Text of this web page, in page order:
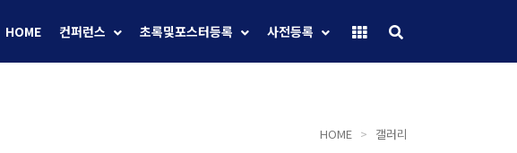
HOME 컨퍼런스 초록및포스터등록 사전등록
HOME > 갤러리